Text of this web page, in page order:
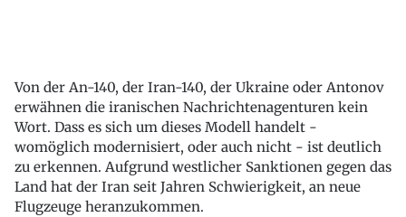
Von der An-140, der Iran-140, der Ukraine oder Antonov
erwähnen die iranischen Nachrichtenagenturen kein
Wort. Dass es sich um dieses Modell handelt -
womöglich modernisiert, oder auch nicht - ist deutlich
zu erkennen. Aufgrund westlicher Sanktionen gegen das
Land hat der Iran seit Jahren Schwierigkeit, an neue
Flugzeuge heranzukommen.